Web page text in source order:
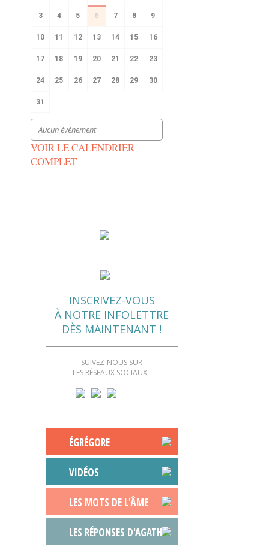
3 4 5 6 7 8 9
10 11 12 13 14 15 16
17 18 19 20 21 22 23
24 25 26 27 28 29 30
31
Aucun événement
VOIR LE CALENDRIER
COMPLET
INSCRIVEZ-VOUS
À NOTRE INFOLETTRE
DÈS MAINTENANT !
SUIVEZ-NOUS SUR
LES RÉSEAUX SOCIAUX :
ÉGRÉGORE
VIDÉOS
LES MOTS DE L'ÂME
LES RÉPONSES D'AGATHE